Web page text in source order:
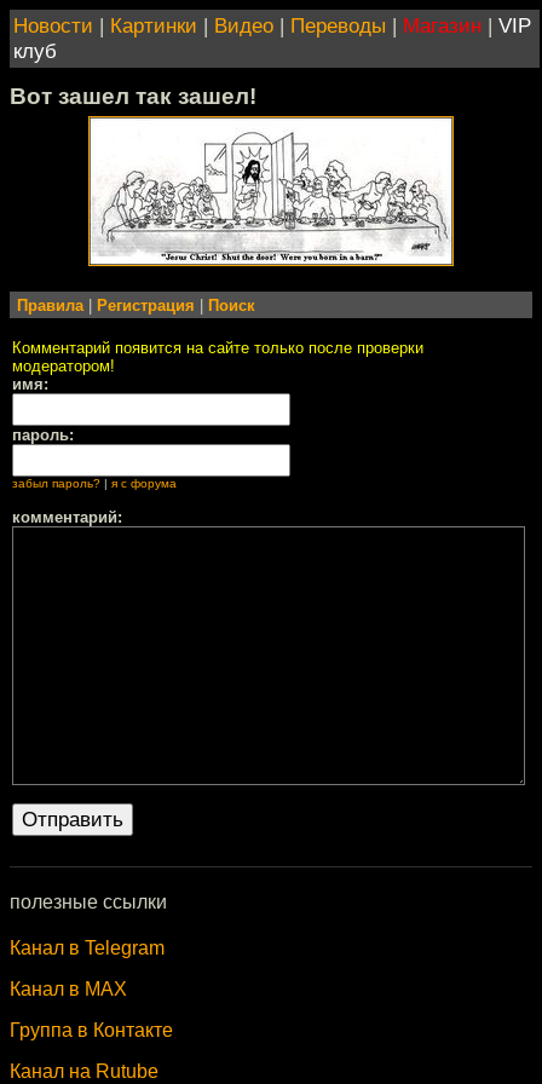
Новости | Картинки | Видео | Переводы | Магазин | VIP
клуб
Вот зашел так зашел!
Правила Регистрация Поиск
Комментарий появится на сайте только после проверки
модератором!
имя:
пароль:
забыл пароль? | я с форума
комментарий:
полезные ссылки
Канал в Telegram
Канал в MAX
Группа в Контакте
Канал на Rutube